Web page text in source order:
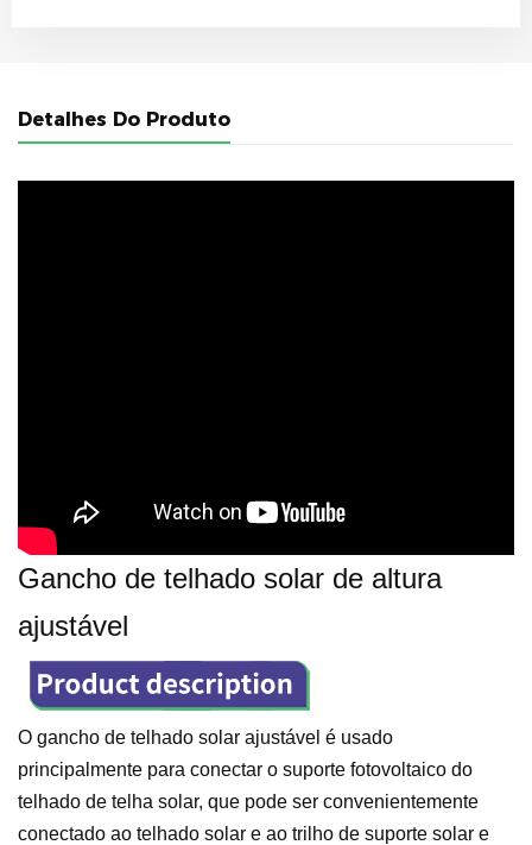
Detalhes Do Produto
Gancho de telhado solar de altura
ajustável
O gancho de telhado solar ajustável é usado
principalmente para conectar o suporte fotovoltaico do
telhado de telha solar, que pode ser convenientemente
conectado ao telhado solar e ao trilho de suporte solar e